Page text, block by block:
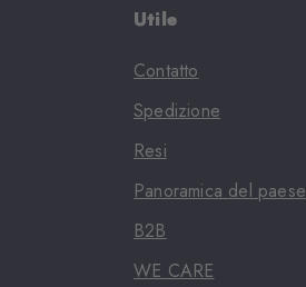
Utile
Contatto
Spedizione
Resi
Panoramica del paese
B2B
WE CARE